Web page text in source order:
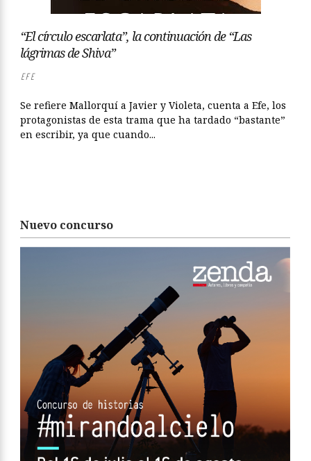
“El círculo escarlata”, la continuación de “Las
lágrimas de Shiva”
EFE
Se refiere Mallorquí a Javier y Violeta, cuenta a Efe, los
protagonistas de esta trama que ha tardado “bastante”
en escribir, ya que cuando...
Nuevo concurso